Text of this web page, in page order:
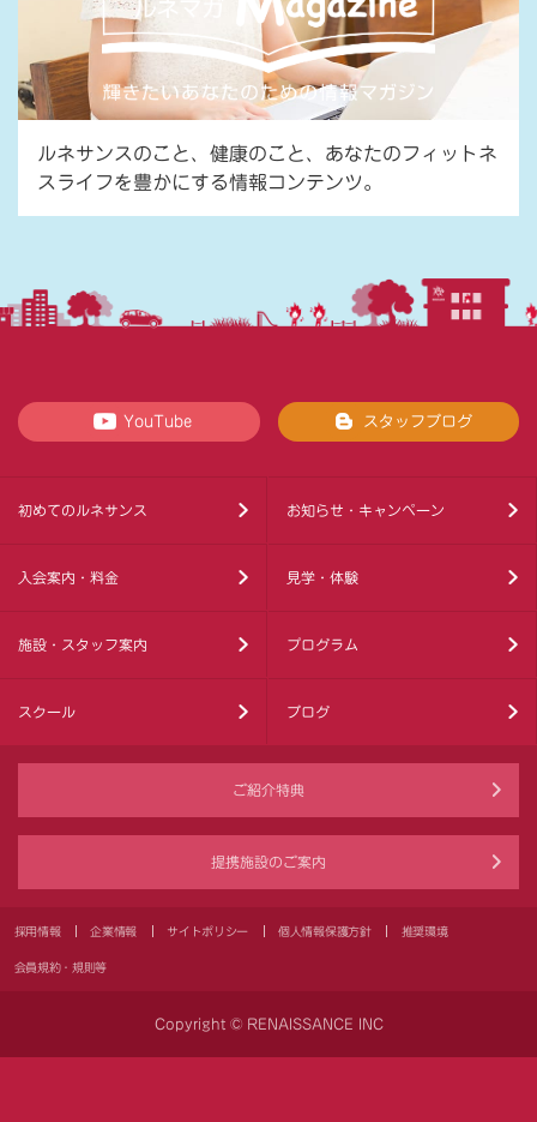
ルネサンスのこと、健康のこと、あなたのフィットネ
スライフを豊かにする情報コンテンツ。
YouTube スタッフブログ
初めてのルネサンス お知らせ・キャンペーン
入会案内・料金 見学・体験
施設・スタッフ案内 プログラム
スクール ブログ
ご紹介特典
提携施設のご案内
採用情報 企業情報 サイトポリシー 個人情報保護方針 推奨環境
会員規約・規則等
Copyright © RENAISSANCE INC